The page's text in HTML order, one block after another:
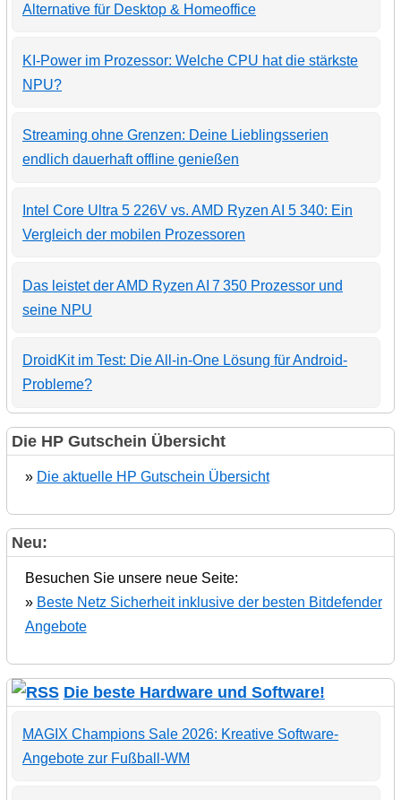
Alternative für Desktop & Homeoffice
KI-Power im Prozessor: Welche CPU hat die stärkste
NPU?
Streaming ohne Grenzen: Deine Lieblingsserien
endlich dauerhaft offline genießen
Intel Core Ultra 5 226V vs. AMD Ryzen AI 5 340: Ein
Vergleich der mobilen Prozessoren
Das leistet der AMD Ryzen AI 7 350 Prozessor und
seine NPU
DroidKit im Test: Die All-in-One Lösung für Android-
Probleme?
Die HP Gutschein Übersicht
» Die aktuelle HP Gutschein Übersicht
Neu:
Besuchen Sie unsere neue Seite:
» Beste Netz Sicherheit inklusive der besten Bitdefender
Angebote
Die beste Hardware und Software!
MAGIX Champions Sale 2026: Kreative Software-
Angebote zur Fußball-WM